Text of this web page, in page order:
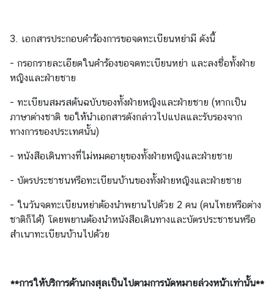
ม
บ
ก
า
ร
ป
ร
ะ
า
ช
น
ค
ว
3. เอกสารประกอบคำร้องการขอจดทะเบียนหย่ามี ดังนี้
- กรอกรายละเอียดในคำร้องขอจดทะเบียนหย่า และลงชื่อทั้งฝ่าย
หญิงและฝ่ายชาย
- ทะเบียนสมรสต้นฉบับของทั้งฝ่ายหญิงและฝ่ายชาย (หากเป็น
ภาษาต่างชาติ ขอให้นำเอกสารดังกล่าวไปแปลและรับรองจาก
ทางการของประเทศนั้น)
- หนังสือเดินทางที่ไม่หมดอายุของทั้งฝ่ายหญิงและฝ่ายชาย
- บัตรประชาชนหรือทะเบียนบ้านของทั้งฝ่ายหญิงและฝ่ายชาย
- ในวันจดทะเบียนหย่าต้องนำพยานไปด้วย 2 คน (คนไทยหรือต่าง
ชาติก็ได้) โดยพยานต้องนำหนังสือเดินทางและบัตรประชาชนหรือ
สำเนาทะเบียนบ้านไปด้วย
**การให้บริการด้านกงสุลเป็นไปตามการนัดหมายล่วงหน้าเท่านั้น**